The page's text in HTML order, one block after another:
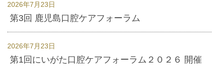
2026年7月23日
第3回 鹿児島口腔ケアフォーラム
2026年7月23日
第1回にいがた口腔ケアフォーラム２０２６ 開催